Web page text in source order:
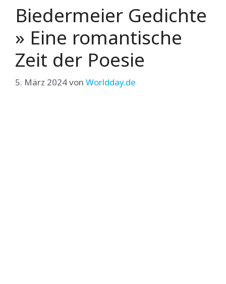
Biedermeier Gedichte
» Eine romantische
Zeit der Poesie
5. März 2024von Worldday.de